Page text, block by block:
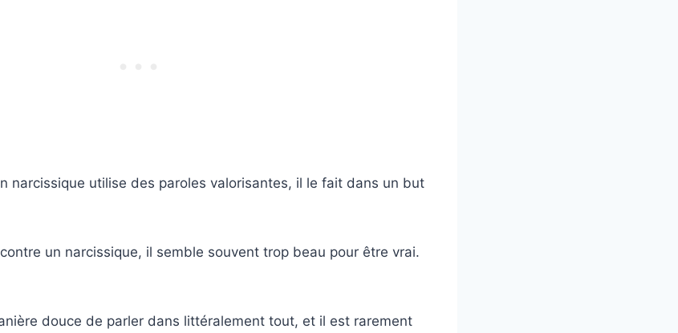
narcissique utilise des paroles valorisantes, il le fait dans un but
un narcissique, il semble souvent trop beau pour être vrai.
douce de parler dans littéralement tout, et il est rarement